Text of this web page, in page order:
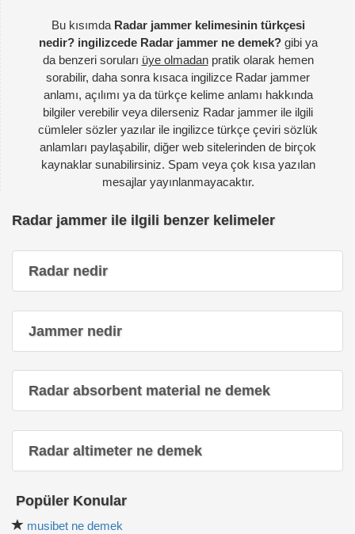
Bu kısımda Radar jammer kelimesinin türkçesi
nedir? ingilizcede Radar jammer ne demek?gibi ya
da benzeri soruları üye olmadanpratik olarak hemen
sorabilir, daha sonra kısaca ingilizce Radar jammer
anlamı, açılımı ya da türkçe kelime anlamı hakkında
bilgiler verebilir veya dilerseniz Radar jammer ile ilgili
cümleler sözler yazılar ile ingilizce türkçe çeviri sözlük
anlamları paylaşabilir, diğer web sitelerinden de birçok
kaynaklar sunabilirsiniz. Spam veya çok kısa yazılan
mesajlar yayınlanmayacaktır.
Radar jammer ile ilgili benzer kelimeler
Radar nedir
Jammer nedir
Radar absorbent material ne demek
Radar altimeter ne demek
Popüler Konular
musibet ne demek